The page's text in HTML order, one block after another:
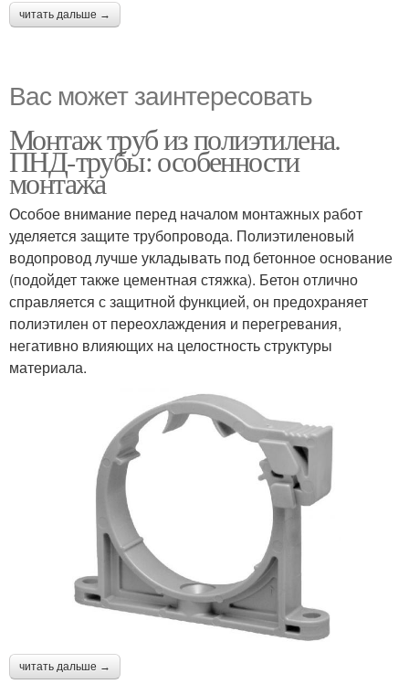
читать дальше →
Вас может заинтересовать
Монтаж труб из полиэтилена.
ПНД-трубы: особенности
монтажа
Особое внимание перед началом монтажных работ
уделяется защите трубопровода. Полиэтиленовый
водопровод лучше укладывать под бетонное основание
(подойдет также цементная стяжка). Бетон отлично
справляется с защитной функцией, он предохраняет
полиэтилен от переохлаждения и перегревания,
негативно влияющих на целостность структуры
материала.
читать дальше →